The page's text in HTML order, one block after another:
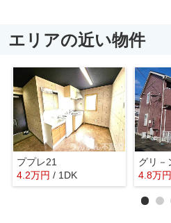
エリアの近い物件
ププレ21
4.2万円 / 1DK
4.8万円